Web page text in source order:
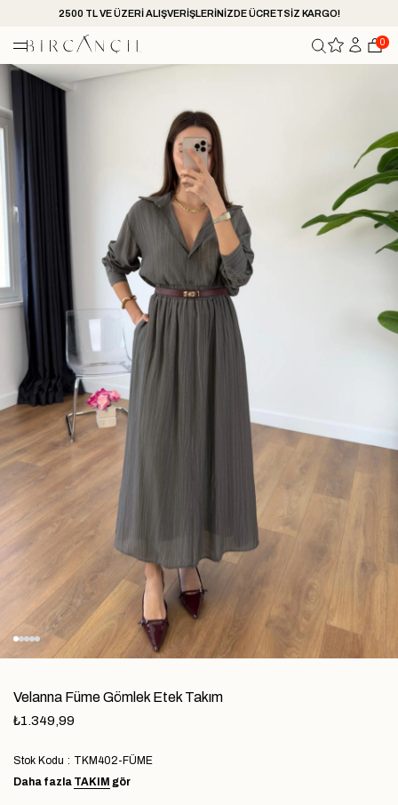
2500 TL VE ÜZERİ ALIŞVERİŞLERİNİZDE ÜCRETSİZ KARGO!
0
Velanna Füme Gömlek Etek Takım
₺1.349,99
Stok Kodu
TKM402-FÜME
Daha fazla TAKIM gör